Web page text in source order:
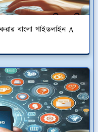
বাংলা গাইডলাইন A